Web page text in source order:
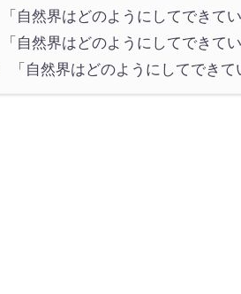
自然界はどのようにしてできて
自然界はどのようにしてできて
「自然界はどのようにしてでき